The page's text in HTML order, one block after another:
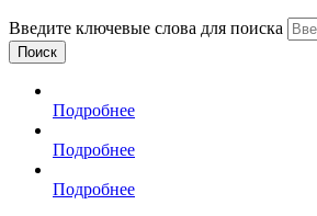
Введите ключевые слова для поиска
Подробнее
Подробнее
Подробнее